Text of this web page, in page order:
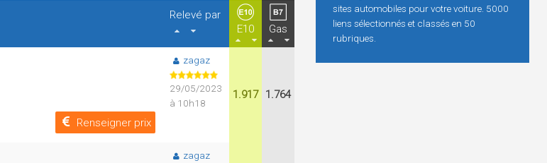
Relevé par
E10
Gas
Renseigner prix
zagaz
29/05/2023
à 10h18
1.917 1.764
zagaz
sites automobiles pour votre voiture. 5000
liens sélectionnés et classés en 50
rubriques.